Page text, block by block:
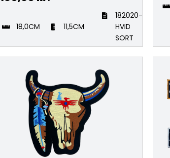
18,0CM 11,5CM
182020-
HVID
SORT